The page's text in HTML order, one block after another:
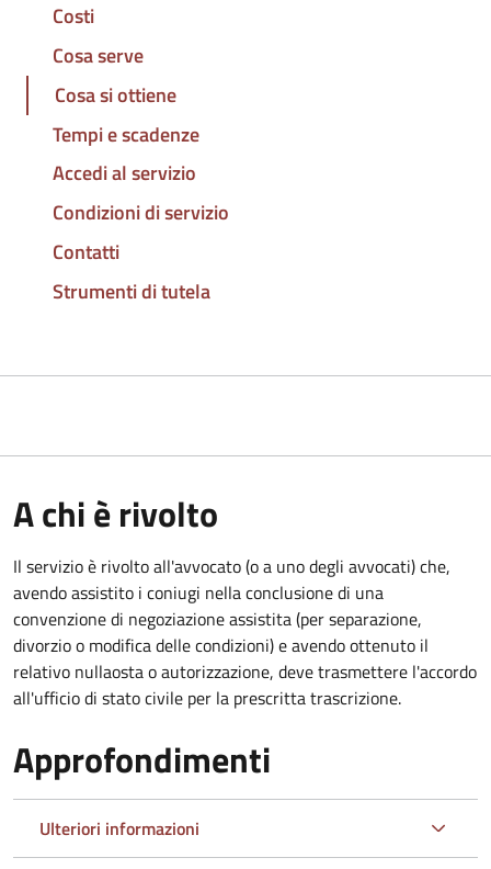
Costi
Cosa serve
Cosa si ottiene
Tempi e scadenze
Accedi al servizio
Condizioni di servizio
Contatti
Strumenti di tutela
A chi è rivolto
Il servizio è rivolto all'avvocato (o a uno degli avvocati) che,
avendo assistito i coniugi nella conclusione di una
convenzione di negoziazione assistita (per separazione,
divorzio o modifica delle condizioni) e avendo ottenuto il
relativo nullaosta o autorizzazione, deve trasmettere l'accordo
all'ufficio di stato civile per la prescritta trascrizione.
Approfondimenti
Ulteriori informazioni